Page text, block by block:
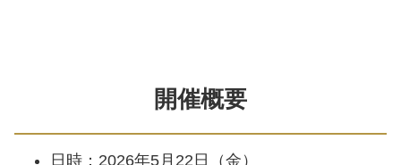
開催概要
日時：2026年5月22日（金）